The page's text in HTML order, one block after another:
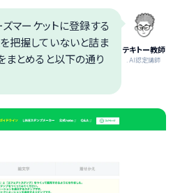
テキトー教師
.AI認定講師
マーケットに登録する
把握していないと詰ま
まとめると以下の通り